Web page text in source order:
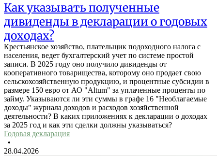
Как указывать полученные
дивиденды в декларации о годовых
доходах?
Крестьянское хозяйство, плательщик подоходного налога с
населения, ведет бухгалтерский учет по системе простой
записи. В 2025 году оно получило дивиденды от
кооперативного товарищества, которому оно продает свою
сельскохозяйственную продукцию, и процентные субсидии в
размере 150 евро от АО "Altum" за уплаченные проценты по
займу. Указываются ли эти суммы в графе 16 "Необлагаемые
доходы" журнала доходов и расходов хозяйственной
деятельности? В каких приложениях к декларации о доходах
за 2025 год и как эти сделки должны указываться?
Годовая декларация
•
28.04.2026